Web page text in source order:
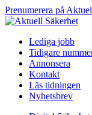
Prenumerera på
Lediga jobb
Tidigare
Annonsera
Kontakt
Läs tidningen
Nyhetsbrev